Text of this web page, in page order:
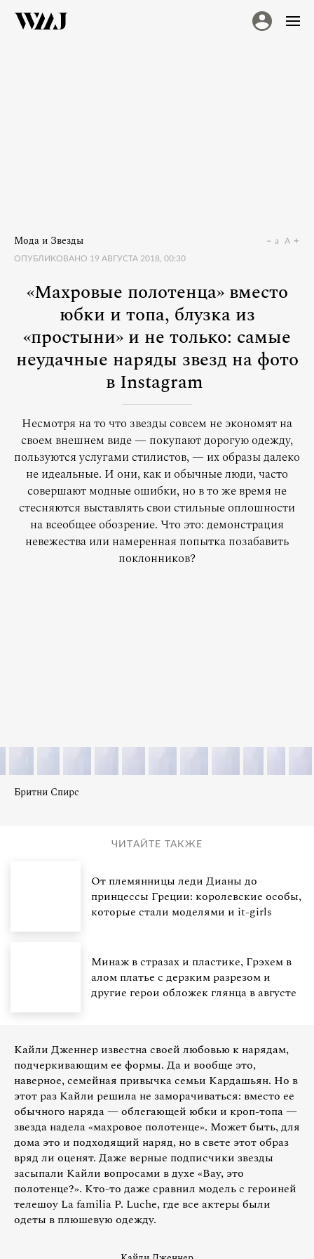
Мода и Звезды
ОПУБЛИКОВАНО 19 АВГУСТА 2018, 00:30
a A
«Махровые полотенца» вместо
юбки и топа, блузка из
«простыни» и не только: самые
неудачные наряды звезд на фото
в Instagram
Несмотря на то что звезды совсем не экономят на
своем внешнем виде — покупают дорогую одежду,
пользуются услугами стилистов, — их образы далеко
не идеальные. И они, как и обычные люди, часто
совершают модные ошибки, но в то же время не
стесняются выставлять свои стильные оплошности
на всеобщее обозрение. Что это: демонстрация
невежества или намеренная попытка позабавить
поклонников?
Бритни Спирс
ЧИТАЙТЕ ТАКЖЕ
От племянницы леди Дианы до
принцессы Греции: королевские особы,
которые стали моделями и it-girls
Минаж в стразах и пластике, Грэхем в
алом платье с дерзким разрезом и
другие герои обложек глянца в августе
Кайли Дженнер известна своей любовью к нарядам,
подчеркивающим ее формы. Да и вообще это,
наверное, семейная привычка семьи Кардашьян. Но в
этот раз Кайли решила не заморачиваться: вместо ее
обычного наряда — облегающей юбки и кроп-топа —
звезда надела «махровое полотенце». Может быть, для
дома это и подходящий наряд, но в свете этот образ
вряд ли оценят. Даже верные подписчики звезды
засыпали Кайли вопросами в духе «Вау, это
полотенце?». Кто-то даже сравнил модель с героиней
телешоу La familia P. Luche, где все актеры были
одеты в плюшевую одежду.